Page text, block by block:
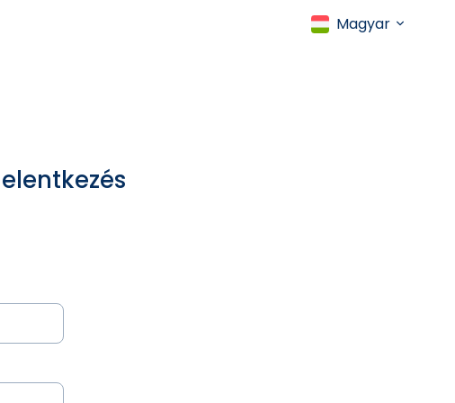
Magyar